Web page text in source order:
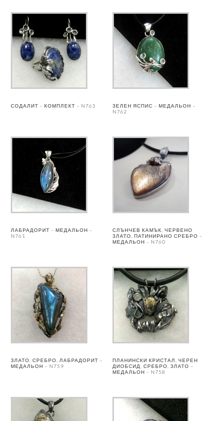
СОДАЛИТ – КОМПЛЕКТ – N763
ЗЕЛЕН ЯСПИС – МЕДАЛЬОН –
N762
ЛАБРАДОРИТ – МЕДАЛЬОН –
N761
СЛЪНЧЕВ КАМЪК, ЧЕРВЕНО
ЗЛАТО, ПАТИНИРАНО СРЕБРО –
МЕДАЛЬОН – N760
ЗЛАТО, СРЕБРО, ЛАБРАДОРИТ –
МЕДАЛЬОН – N759
ПЛАНИНСКИ КРИСТАЛ, ЧЕРЕН
ДИОБСИД, СРЕБРО, ЗЛАТО –
МЕДАЛЬОН – N758